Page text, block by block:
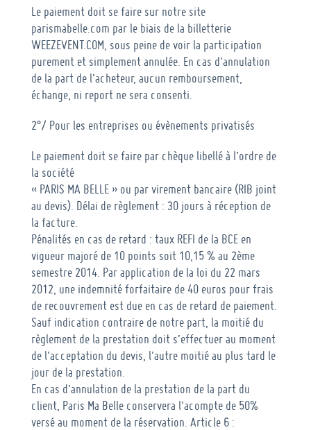
Le paiement doit se faire sur notre site
parismabelle.com par le biais de la billetterie
WEEZEVENT.COM, sous peine de voir la participation
purement et simplement annulée. En cas d’annulation
de la part de l’acheteur, aucun remboursement,
échange, ni report ne sera consenti.
2°/ Pour les entreprises ou évènements privatisés
Le paiement doit se faire par chèque libellé à l’ordre de
la société
« PARIS MA BELLE » ou par virement bancaire (RIB joint
au devis). Délai de règlement : 30 jours à réception de
la facture.
Pénalités en cas de retard : taux REFI de la BCE en
vigueur majoré de 10 points soit 10,15 % au 2ème
semestre 2014. Par application de la loi du 22 mars
2012, une indemnité forfaitaire de 40 euros pour frais
de recouvrement est due en cas de retard de paiement.
Sauf indication contraire de notre part, la moitié du
règlement de la prestation doit s’effectuer au moment
de l’acceptation du devis, l’autre moitié au plus tard le
jour de la prestation.
En cas d’annulation de la prestation de la part du
client, Paris Ma Belle conservera l’acompte de 50%
versé au moment de la réservation. Article 6 :